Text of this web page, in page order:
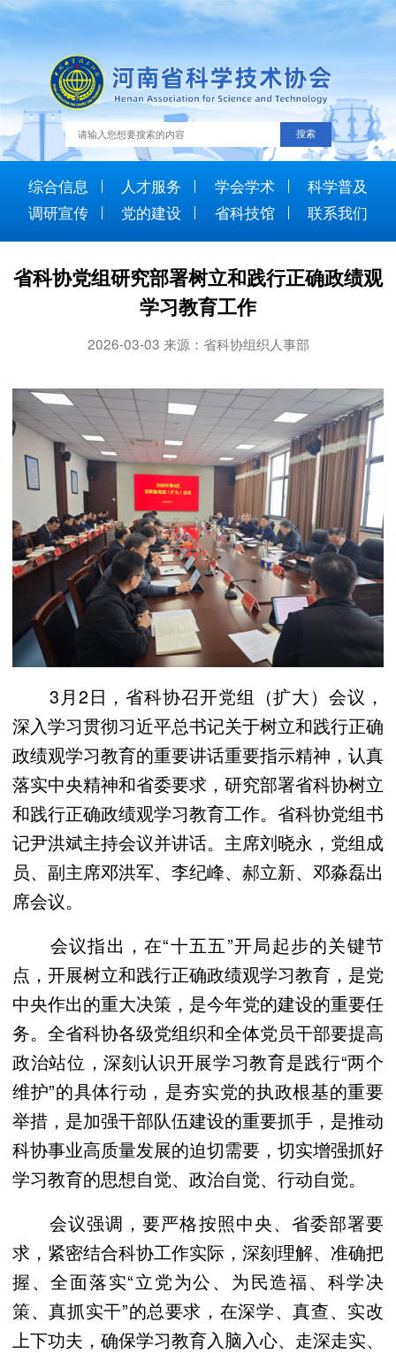
综合信息 人才服务 学会学术
科学普及
调研宣传
党的建设 省科技馆 联系我们
省科协党组研究部署树立和践行正确政绩观
学习教育工作
2026-03-03 来源：省科协组织人事部
3月2日，省科协召开党组（扩大）会议，
深入学习贯彻习近平总书记关于树立和践行正确
政绩观学习教育的重要讲话重要指示精神，认真
落实中央精神和省委要求，研究部署省科协树立
和践行正确政绩观学习教育工作。省科协党组书
记尹洪斌主持会议并讲话。主席刘晓永，党组成
员、副主席邓洪军、李纪峰、郝立新、邓淼磊出
席会议。
会议指出，在“十五五”开局起步的关键节
点，开展树立和践行正确政绩观学习教育，是党
中央作出的重大决策，是今年党的建设的重要任
务。全省科协各级党组织和全体党员干部要提高
政治站位，深刻认识开展学习教育是践行“两个
维护”的具体行动，是夯实党的执政根基的重要
举措，是加强干部队伍建设的重要抓手，是推动
科协事业高质量发展的迫切需要，切实增强抓好
学习教育的思想自觉、政治自觉、行动自觉。
会议强调，要严格按照中央、省委部署要
求，紧密结合科协工作实际，深刻理解、准确把
握、全面落实“立党为公、为民造福、科学决
策、真抓实干”的总要求，在深学、真查、实改
上下功夫，确保学习教育入脑入心、走深走实、